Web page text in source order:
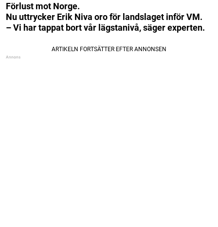
Förlust mot Norge.
Nu uttrycker Erik Niva oro för landslaget inför VM.
– Vi har tappat bort vår lägstanivå, säger experten.